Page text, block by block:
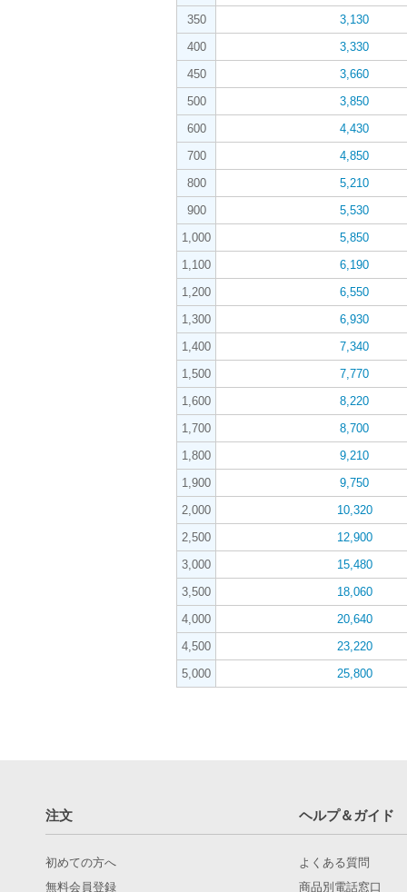
350
3,130
400
3,330
450
3,660
500
3,850
600
4,430
700
4,850
800
5,210
900
5,530
1,000
5,850
1,100
6,190
1,200
6,550
1,300
6,930
1,400
7,340
1,500
7,770
1,600
8,220
1,700
8,700
1,800
9,210
1,900
9,750
2,000
10,320
2,500
12,900
3,000
15,480
3,500
18,060
4,000
20,640
4,500
23,220
5,000
25,800
注文 ヘルプ＆ガイド
初めての方へ
無料会員登録
よくある質問
商品別電話窓口